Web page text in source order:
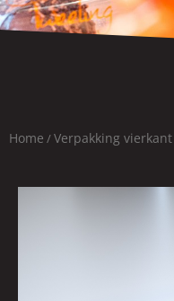
Home /Verpakking vierkant